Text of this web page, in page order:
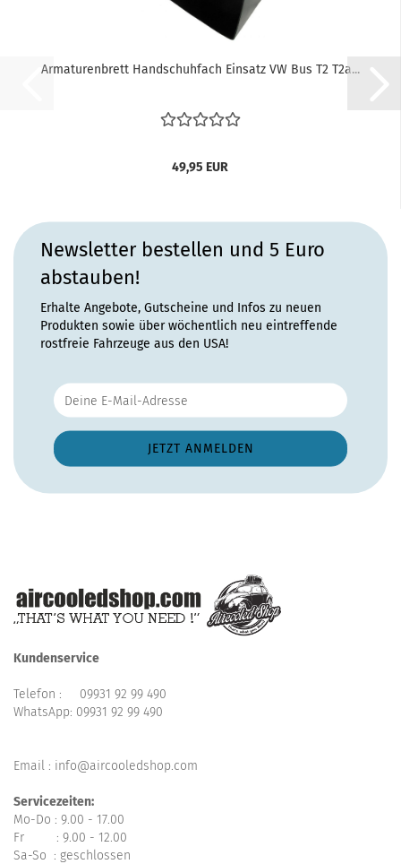
Armaturenbrett Handschuhfach Einsatz VW Bus T2 T2a...
49,95 EUR
Newsletter bestellen und 5 Euro
abstauben!
Erhalte Angebote, Gutscheine und Infos zu neuen
Produkten sowie über wöchentlich neu eintreffende
rostfreie Fahrzeuge aus den USA!
Kundenservice
Telefon : 09931 92 99 490
WhatsApp: 09931 92 99 490
Email : info@aircooledshop.com
Servicezeiten:
Mo-Do : 9.00 - 17.00
Fr : 9.00 - 12.00
Sa-So : geschlossen